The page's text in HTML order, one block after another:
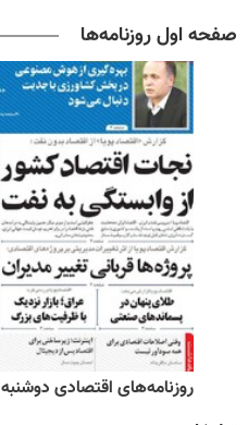
صفحه اول روزنامه‌ها
روزنامه‌های اقتصادی دوشنبه ۱۹ مرداد ۱۴۰۵